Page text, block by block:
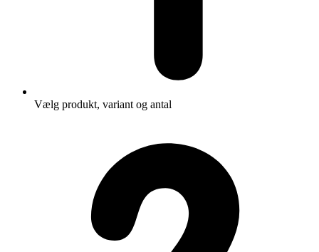
Vælg produkt, variant og antal